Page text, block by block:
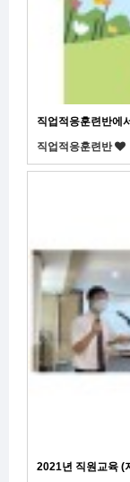
직업적응훈련반에
직업적응훈련반
2021년 직원교육 (